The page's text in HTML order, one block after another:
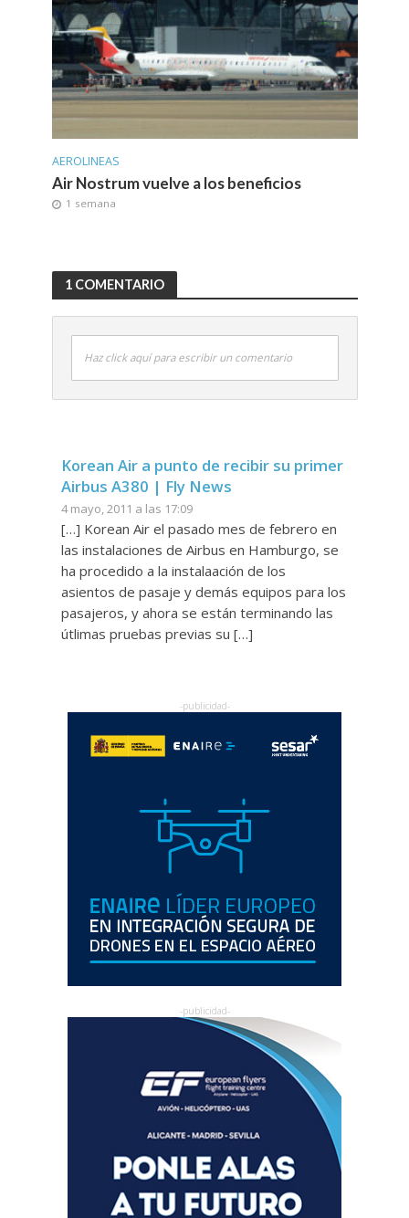
AEROLINEAS
Air Nostrum vuelve a los beneficios
1 semana
1 COMENTARIO
Haz click aquí para escribir un comentario
Korean Air a punto de recibir su primer
Airbus A380 | Fly News
4 mayo, 2011 a las 17:09
[…] Korean Air el pasado mes de febrero en
las instalaciones de Airbus en Hamburgo, se
ha procedido a la instalaación de los
asientos de pasaje y demás equipos para los
pasajeros, y ahora se están terminando las
útlimas pruebas previas su […]